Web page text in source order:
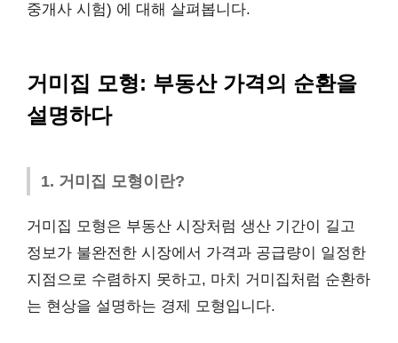
중개사 시험) 에 대해 살펴봅니다.
거미집 모형: 부동산 가격의 순환을
설명하다
1. 거미집 모형이란?
거미집 모형은 부동산 시장처럼 생산 기간이 길고
정보가 불완전한 시장에서 가격과 공급량이 일정한
지점으로 수렴하지 못하고, 마치 거미집처럼 순환하
는 현상을 설명하는 경제 모형입니다.